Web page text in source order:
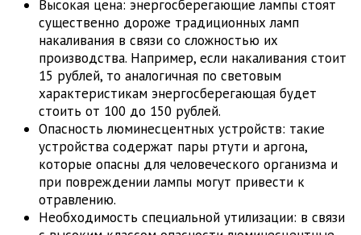
Высокая цена: энергосберегающие лампы стоят
существенно дороже традиционных ламп
накаливания в связи со сложностью их
производства. Например, если накаливания стоит
15 рублей, то аналогичная по световым
характеристикам энергосберегающая будет
стоить от 100 до 150 рублей.
Опасность люминесцентных устройств: такие
устройства содержат пары ртути и аргона,
которые опасны для человеческого организма и
при повреждении лампы могут привести к
отравлению.
Необходимость специальной утилизации: в связи